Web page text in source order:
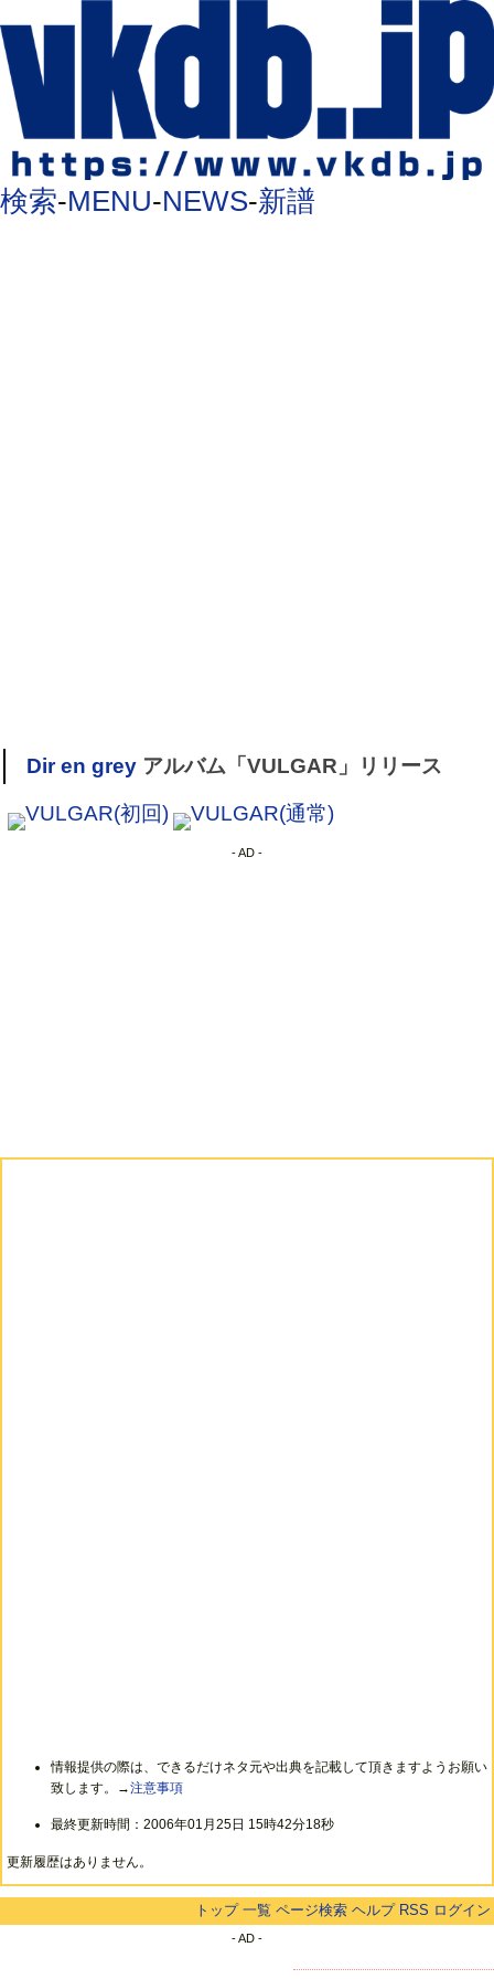
検索-MENU-NEWS-新譜
Dir en greyアルバム「VULGAR」リリース
VULGAR(初回) VULGAR(通常)
- AD -
情報提供の際は、できるだけネタ元や出典を記載して頂きますようお願い
致します。→注意事項
最終更新時間：2006年01月25日 15時42分18秒
更新履歴はありません。
トップ 一覧 ページ検索 ヘルプ RSS ログイン
- AD -